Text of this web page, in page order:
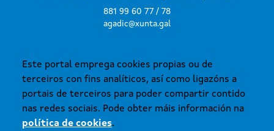
Este portal emprega cookies propias ou de
terceiros con fins analíticos, así como ligazóns a
portais de terceiros para poder compartir contido
nas redes sociais. Pode obter máis información na
política de cookies.
881 99 60 77 / 78
agadic@xunta.gal
SUBSCRÍBETE AO BOLETÍN